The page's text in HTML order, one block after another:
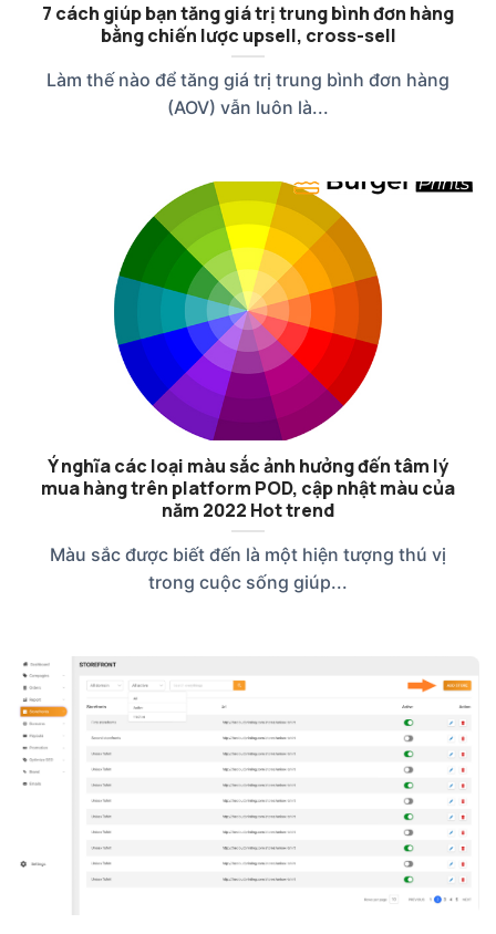
7 cách giúp bạn tăng giá trị trung bình đơn hàng
bằng chiến lược upsell, cross-sell
Làm thế nào để tăng giá trị trung bình đơn hàng
(AOV) vẫn luôn là...
Ý nghĩa các loại màu sắc ảnh hưởng đến tâm lý
mua hàng trên platform POD, cập nhật màu của
năm 2022 Hot trend
Màu sắc được biết đến là một hiện tượng thú vị
trong cuộc sống giúp...